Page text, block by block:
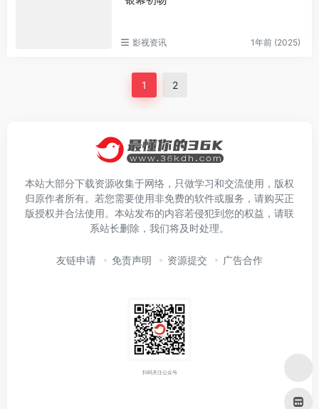
影视资讯 1年前 (2025)
1 2
本站大部分下载资源收集于网络，只做学习和交流使用，版权
归原作者所有。若您需要使用非免费的软件或服务，请购买正
版授权并合法使用。本站发布的内容若侵犯到您的权益，请联
系站长删除，我们将及时处理。
友链申请 免责声明 资源提交 广告合作
扫码关注公众号